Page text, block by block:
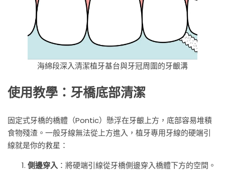
海綿段深入清潔植牙基台與牙冠周圍的牙齦溝
使用教學：牙橋底部清潔
固定式牙橋的橋體（Pontic）懸浮在牙齦上方，底部容易堆積
食物殘渣。一般牙線無法從上方進入，植牙專用牙線的硬端引
線就是你的救星：
側邊穿入 ：將硬端引線從牙橋側邊穿入橋體下方的空間。